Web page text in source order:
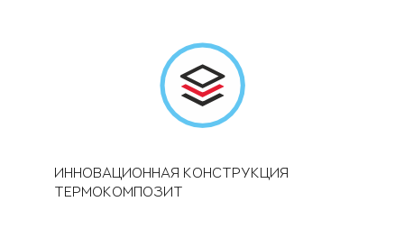
ИННОВАЦИОННАЯ КОНСТРУКЦИЯ
ТЕРМОКОМПОЗИТ